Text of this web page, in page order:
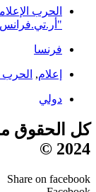
الحرب
فرنسا
إعلام, الحرب
دولي
كل الحقوق
2024 ©
Share on facebook